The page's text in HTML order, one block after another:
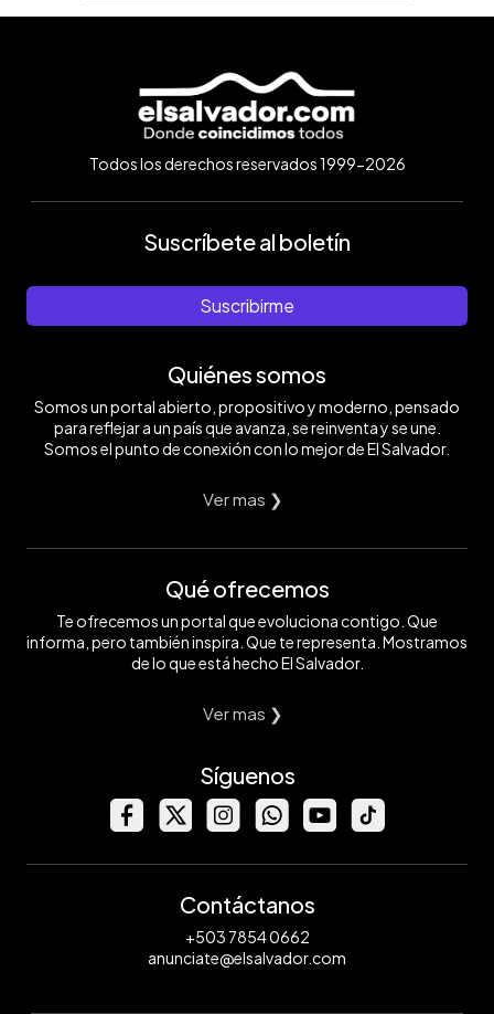
Todos los derechos reservados 1999-2026
Suscríbete al boletín
Suscribirme
Quiénes somos
Somos un portal abierto, propositivo y moderno, pensado
para reflejar a un país que avanza, se reinventa y se une.
Somos el punto de conexión con lo mejor de El Salvador.
Ver mas ❯
Qué ofrecemos
Te ofrecemos un portal que evoluciona contigo. Que
informa, pero también inspira. Que te representa. Mostramos
de lo que está hecho El Salvador.
Ver mas ❯
Síguenos
Contáctanos
+503 7854 0662
anunciate@elsalvador.com